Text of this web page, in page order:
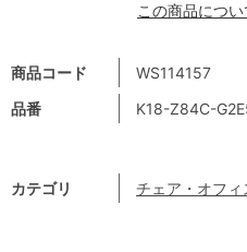
商品コード
WS114157
品番
K18-Z84C-
カテゴリ チェア・オフィ
この商品につ